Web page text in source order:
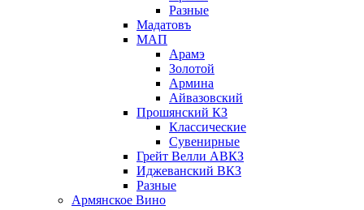
Разные
Мадатовъ
МАП
Арамэ
Золотой
Армина
Айвазовский
Прошянский КЗ
Классические
Сувенирные
Грейт Велли АВКЗ
Иджеванский ВКЗ
Разные
Армянское Вино